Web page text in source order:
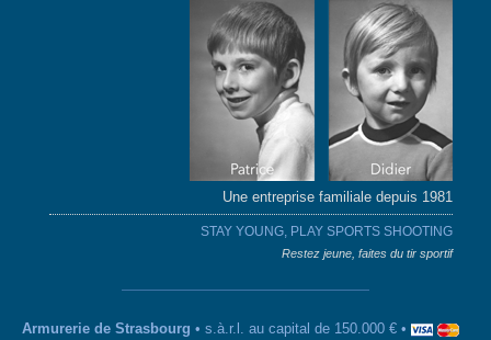
Une entreprise familiale depuis 1981
STAY YOUNG, PLAY SPORTS SHOOTING
Restez jeune, faites du tir sportif
Armurerie de Strasbourg • s.à.r.l. au capital de 150.000 € •